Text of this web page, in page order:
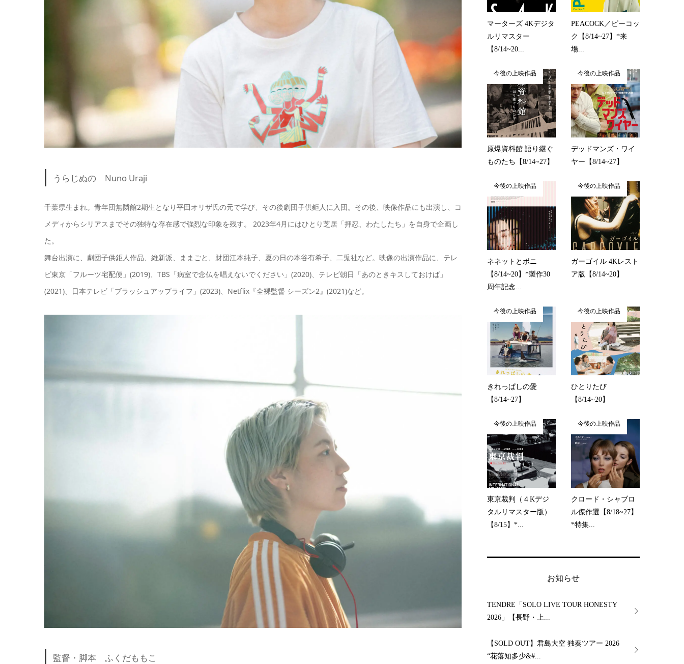
うらじぬの Nuno Uraji
千葉県生まれ。青年団無隣館2期生となり平田オリザ氏の元で学び、その後劇団子供鉅人に入団。その後、映像作品にも出演し、コ
メディからシリアスまでその独特な存在感で強烈な印象を残す。 2023年4月にはひとり芝居「押忍、わたしたち」を自身で企画し
た。
舞台出演に、劇団子供鉅人作品、維新派、ままごと、財団江本純子、夏の日の本谷有希子、二兎社など。映像の出演作品に、テレ
ビ東京「フルーツ宅配便」(2019)、TBS「病室で念仏を唱えないでください」(2020)、テレビ朝日「あのときキスしておけば」
(2021)、日本テレビ「ブラッシュアップライフ」(2023)、Netflix『全裸監督 シーズン2』(2021)など。
監督・脚本 ふくだももこ
マーターズ 4Kデジタ
ルリマスター
【8/14~20...
PEACOCK／ピーコッ
ク【8/14~27】*来
場...
今後の上映作品
原爆資料館 語り継ぐ
ものたち【8/14~27】
今後の上映作品
デッドマンズ・ワイ
ヤー【8/14~27】
今後の上映作品
ネネットとボニ
【8/14~20】*製作30
周年記念...
今後の上映作品
ガーゴイル 4Kレスト
ア版【8/14~20】
今後の上映作品
きれっぱしの愛
【8/14~27】
今後の上映作品
ひとりたび
【8/14~20】
今後の上映作品
東京裁判（４Kデジ
タルリマスター版）
【8/15】*...
今後の上映作品
クロード・シャブロ
ル傑作選【8/18~27】
*特集...
お知らせ
TENDRE「SOLO LIVE TOUR HONESTY
2026」【長野・上...
【SOLD OUT】君島大空 独奏ツアー 2026
“花落知多少&#...